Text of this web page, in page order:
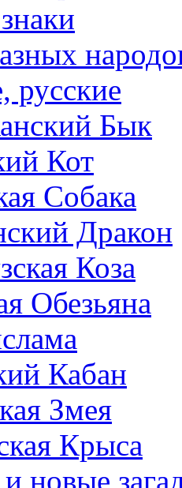
русские
Бык
Кот
Собака
Дракон
Коза
Обезьяна
Кабан
Змея
Крыса
новые